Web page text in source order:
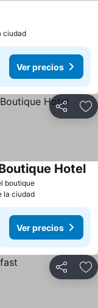
ciudad
Ver precios
Compartir
boutiqueVer precios
Hotel
la ciudad
Ver precios
Compartir